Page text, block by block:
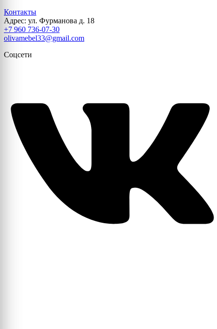
Контакты
Адрес: ул. Фурманова д. 18
+7 960 736-07-30
olivamebel33@gmail.com
Соцсети